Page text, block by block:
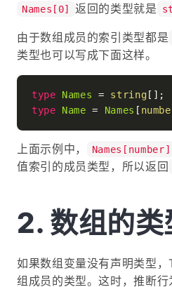
Names[0] 返回的类型就是
由于数组成员的索引类型都是
类型也可以写成下面这样。
type Names = string
type
Name = Names [
上面示例中， Names[number]
值索引的成员类型，所以返回
数组的
如果数组变量没有声明类型
组成员的类型。这时，推断